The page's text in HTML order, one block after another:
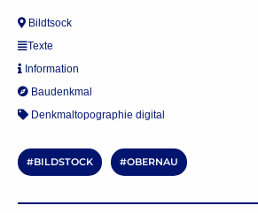
Bildtsock
Texte
Information
Baudenkmal
Denkmaltopographie digital
BILDSTOCK OBERNAU